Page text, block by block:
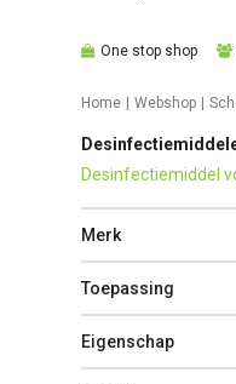
One stop shop
Home Webshop
Desinfectiemiddel
Merk
Toepassing
Eigenschap